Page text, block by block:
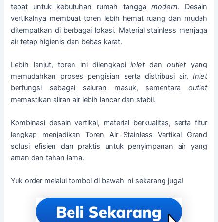
tepat untuk kebutuhan rumah tanggamodern. Desain
vertikalnya membuat toren lebih hemat ruang dan mudah
ditempatkan di berbagai lokasi. Material stainless menjaga
air tetap higienis dan bebas karat.
Lebih lanjut, toren ini dilengkapiinletdan outletyang
memudahkan proses pengisian serta distribusi air. Inlet
berfungsi sebagai saluran masuk, sementara outlet
memastikan aliran air lebih lancar dan stabil.
Kombinasi desain vertikal, material berkualitas, serta fitur
lengkap menjadikan Toren Air Stainless Vertikal Grand
solusi efisien dan praktis untuk penyimpanan air yang
aman dan tahan lama.
Yuk order melalui tombol di bawah ini sekarang juga!